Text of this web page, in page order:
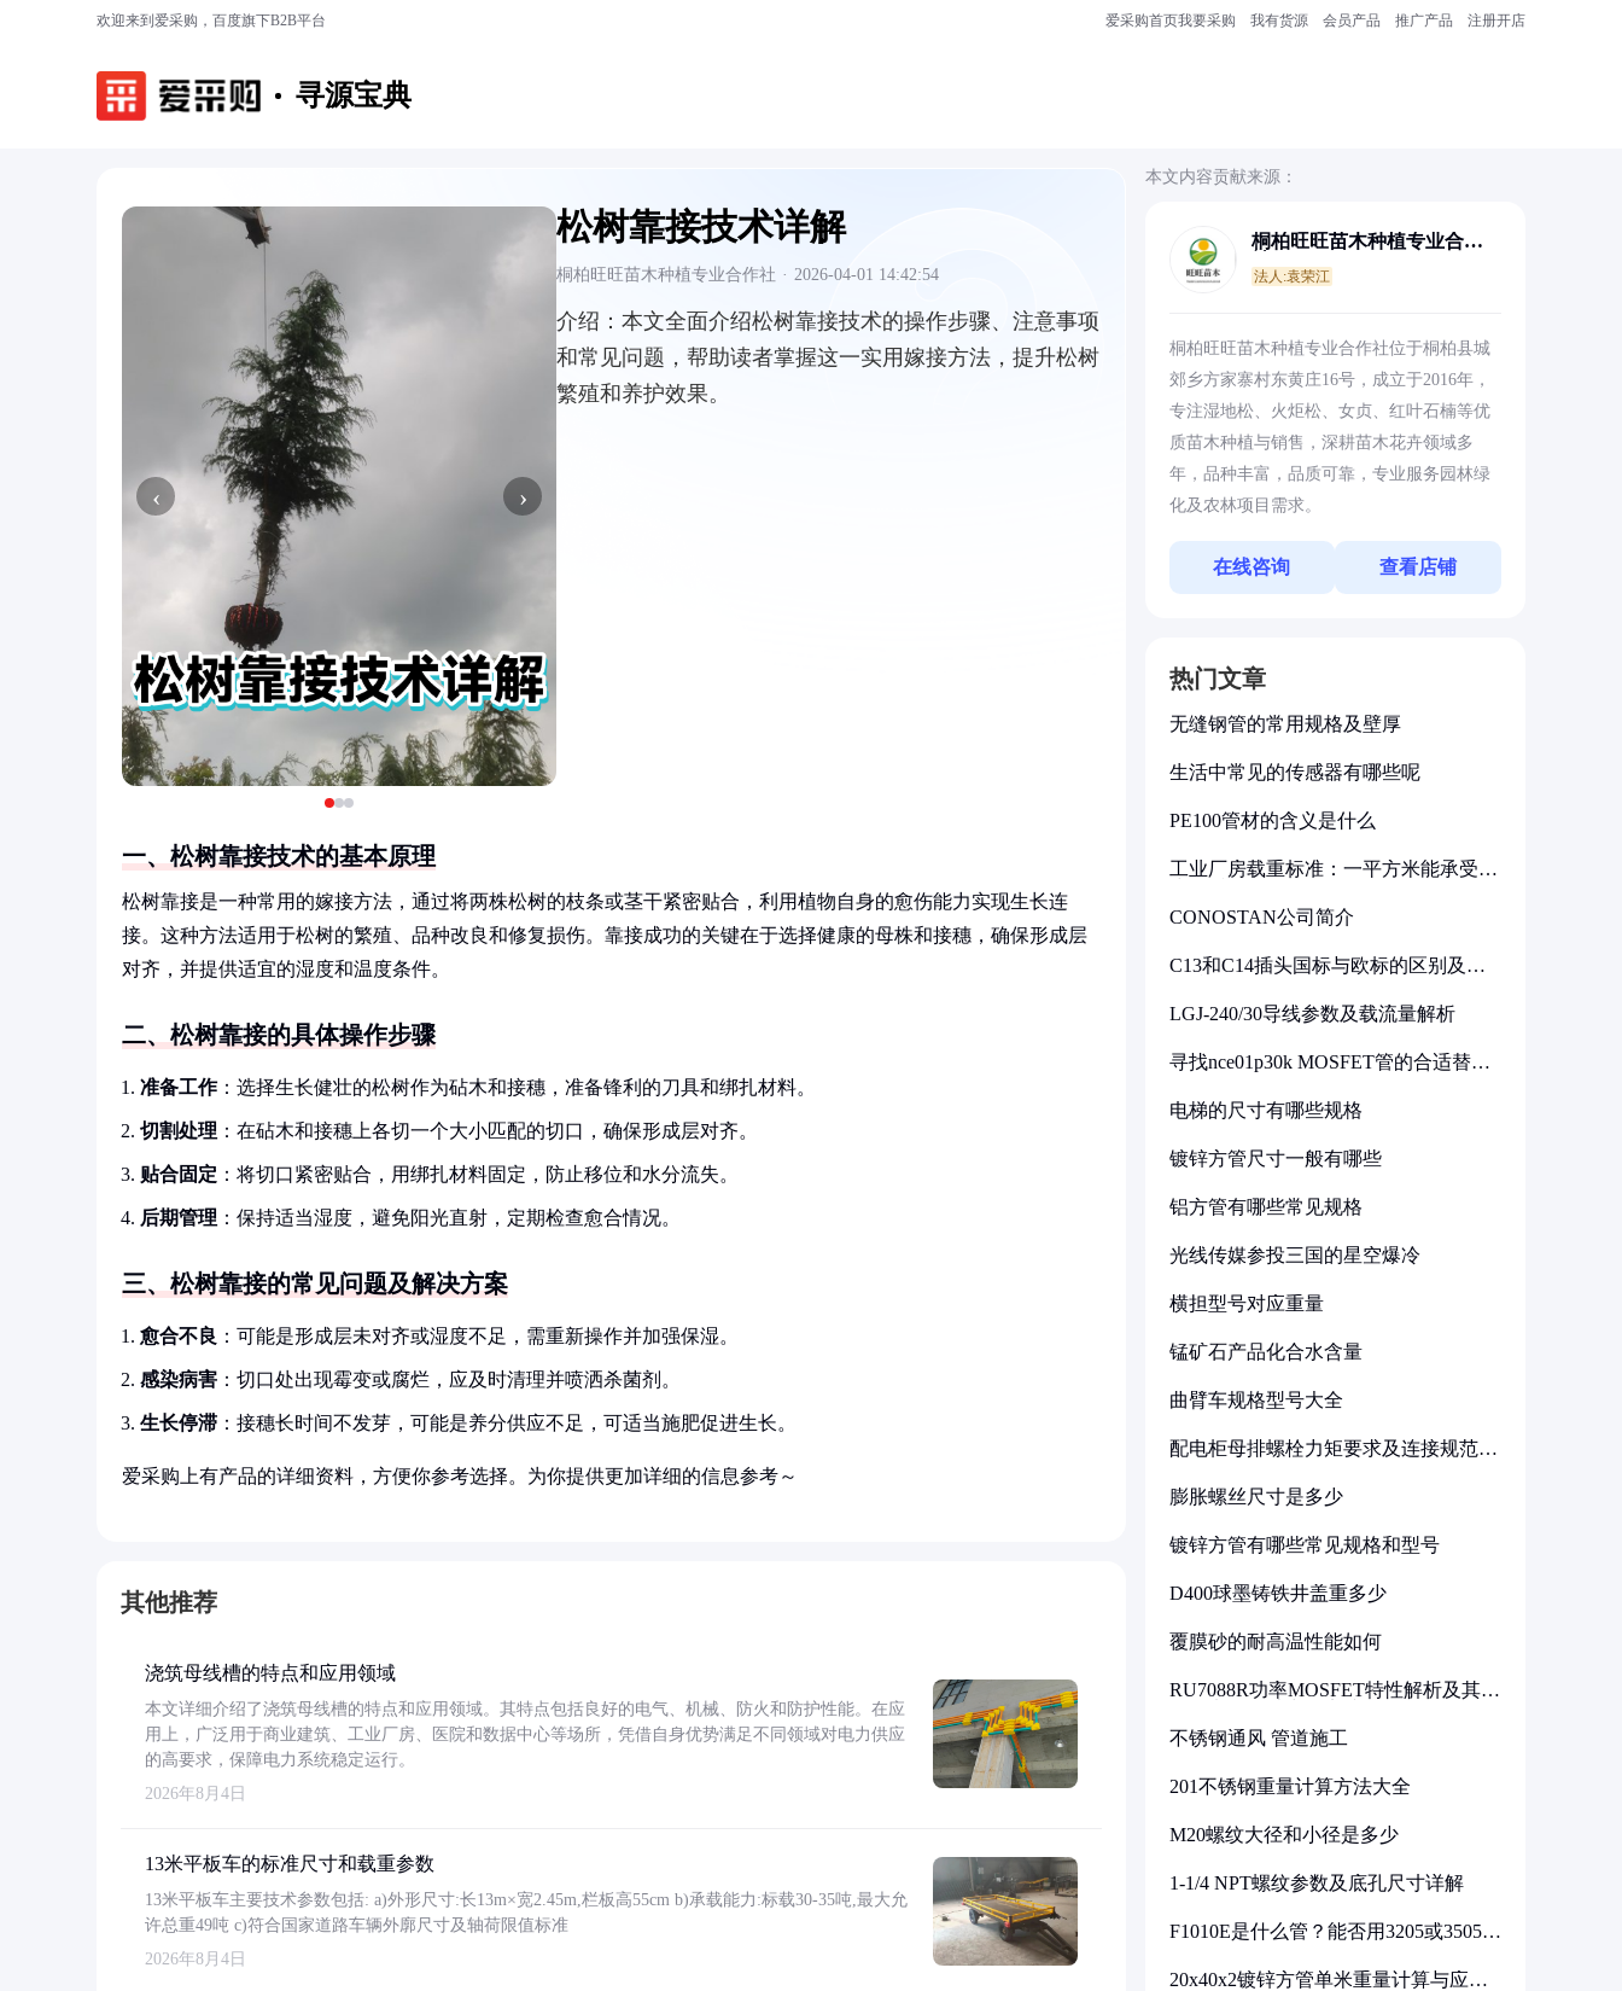
欢迎来到爱采购，百度旗下B2B平台 爱采购首页我要采购 我有货源 会员产品 推广产品 注册开店
寻源宝典
‹ ›
松树靠接技术详解
桐柏旺旺苗木种植专业合作社 · 2026-04-01 14:42:54
介绍： 本文全面介绍松树靠接技术的操作步骤、注意事项
和常见问题，帮助读者掌握这一实用嫁接方法，提升松树
繁殖和养护效果。
一、松树靠接技术的基本原理
松树靠接是一种常用的嫁接方法，通过将两株松树的枝条或茎干紧密贴合，利用植物自身的愈伤能力实现生长连
接。这种方法适用于松树的繁殖、品种改良和修复损伤。靠接成功的关键在于选择健康的母株和接穗，确保形成层
对齐，并提供适宜的湿度和温度条件。
二、松树靠接的具体操作步骤
准备工作：选择生长健壮的松树作为砧木和接穗，准备锋利的刀具和绑扎材料。
切割处理 ：在砧木和接穗上各切一个大小匹配的切口，确保形成层对齐。
贴合固定 ：将切口紧密贴合，用绑扎材料固定，防止移位和水分流失。
后期管理 ：保持适当湿度，避免阳光直射，定期检查愈合情况。
三、松树靠接的常见问题及解决方案
愈合不良 ：可能是形成层未对齐或湿度不足，需重新操作并加强保湿。
感染病害 ：切口处出现霉变或腐烂，应及时清理并喷洒杀菌剂。
生长停滞 ：接穗长时间不发芽，可能是养分供应不足，可适当施肥促进生长。
爱采购上有产品的详细资料，方便你参考选择。为你提供更加详细的信息参考～
其他推荐
浇筑母线槽的特点和应用领域
本文详细介绍了浇筑母线槽的特点和应用领域。其特点包括良好的电气、机械、防火和防护性能。在应
用上，广泛用于商业建筑、工业厂房、医院和数据中心等场所，凭借自身优势满足不同领域对电力供应
的高要求，保障电力系统稳定运行。
2026年8月4日
13米平板车的标准尺寸和载重参数
13米平板车主要技术参数包括: a)外形尺寸:长13m×宽2.45m,栏板高55cm b)承载能力:标载30-35吨,最大允
许总重49吨 c)符合国家道路车辆外廓尺寸及轴荷限值标准
2026年8月4日
本文内容贡献来源：
桐柏旺旺苗木种植专业合作
法人:袁荣江
桐柏旺旺苗木种植专业合作社位于桐柏县城
郊乡方家寨村东黄庄16号，成立于2016年，
专注湿地松、火炬松、女贞、红叶石楠等优
质苗木种植与销售，深耕苗木花卉领域多
年，品种丰富，品质可靠，专业服务园林绿
化及农林项目需求。
在线咨询 查看店铺
热门文章
无缝钢管的常用规格及壁厚
生活中常见的传感器有哪些呢
PE100管材的含义是什么
工业厂房载重标准：一平方米能承受多
CONOSTAN公司简介
C13和C14插头国标与欧标的区别及其
LGJ-240/30导线参数及载流量解析
寻找nce01p30k MOSFET管的合适替代
电梯的尺寸有哪些规格
镀锌方管尺寸一般有哪些
铝方管有哪些常见规格
光线传媒参投三国的星空爆冷
横担型号对应重量
锰矿石产品化合水含量
曲臂车规格型号大全
配电柜母排螺栓力矩要求及连接规范详
膨胀螺丝尺寸是多少
镀锌方管有哪些常见规格和型号
D400球墨铸铁井盖重多少
覆膜砂的耐高温性能如何
RU7088R功率MOSFET特性解析及其在
不锈钢通风 管道施工
201不锈钢重量计算方法大全
M20螺纹大径和小径是多少
1-1/4 NPT螺纹参数及底孔尺寸详解
F1010E是什么管？能否用3205或3505代
20x40x2镀锌方管单米重量计算与应用